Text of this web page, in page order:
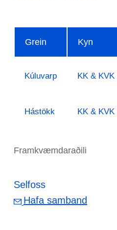
Grein Kyn
Kúluvarp KK & KVK
Hástökk KK & KVK
Framkvæmdaraðili
Selfoss
Hafa samband